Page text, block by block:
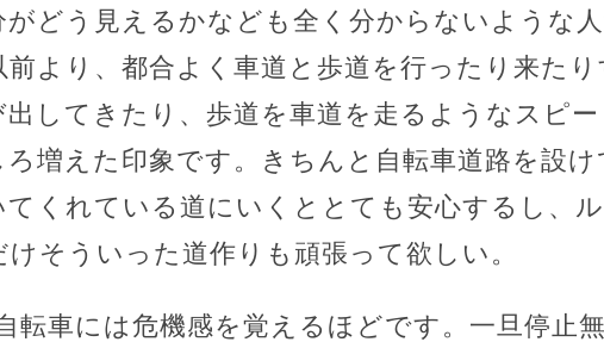
どう見えるかなども全く分からないような
前より、都合よく車道と歩道を行ったり来た
出してきたり、歩道を車道を走るようなスピ
ろ増えた印象です。きちんと自転車道路を設
てくれている道にいくととても安心するし、
そういった道作りも頑張って欲しい。
転車には危機感を覚えるほどです。一旦停止